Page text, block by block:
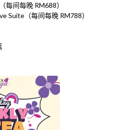
每间每晚 RM688）
Suite（每间每晚 RM788）